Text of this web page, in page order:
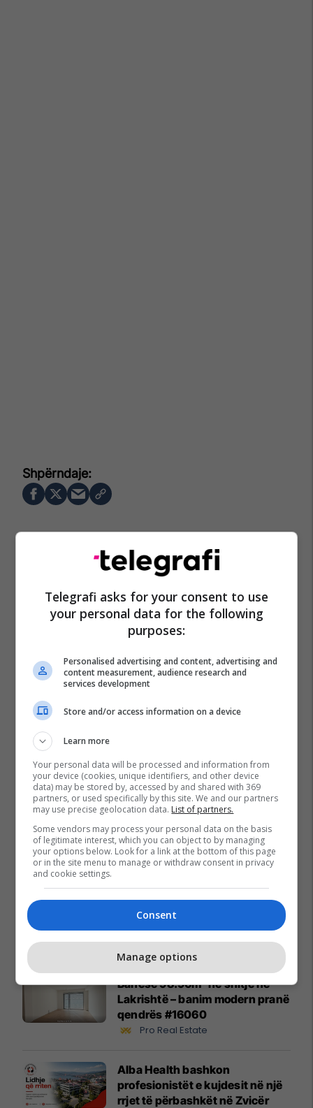
Promo Reklamo këtu
Banesë 98.96m² në shitje në
Lakrishtë – banim modern pranë
qendrës #16060
Pro Real Estate
Alba Health bashkon
profesionistët e kujdesit në një
rrjet të përbashkët në Zvicër
Telegrafi asks for your consent to use
your personal data for the following
purposes:
Personalised advertising and content, advertising and
content measurement, audience research and
services development
Store and/or access information on a device
Learn more
Your personal data will be processed and information from
your device (cookies, unique identifiers, and other device
data) may be stored by, accessed by and shared with 369
partners, or used specifically by this site. We and our partners
may use precise geolocation data. List of partners.
Some vendors may process your personal data on the basis
of legitimate interest, which you can object to by managing
your options below. Look for a link at the bottom of this page
or in the site menu to manage or withdraw consent in privacy
and cookie settings.
Consent
Manage options